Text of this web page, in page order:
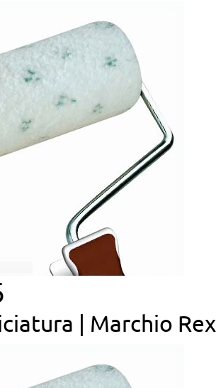
| Marchio Rex